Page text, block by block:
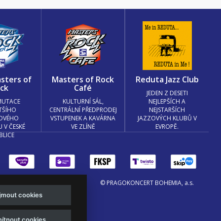
of
V ČESKÉ
Masters of Rock
Café
KULTURNÍ SÁL,
CENTRÁLNÍ PŘEDPRODEJ
VSTUPENEK A KAVÁRNA
VE ZLÍNĚ
Reduta Jazz Club
JEDEN Z DESETI
NEJLEPŠÍCH A
NEJSTARŠÍCH
JAZZOVÝCH KLUBŮ V
EVROPĚ.
© PRAGOKONCERT BOHEMIA, a.s.
aViktor Eyermann
cookies
cookies